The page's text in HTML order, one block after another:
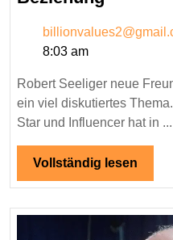
neue
–
Alles
über
sein
und
die
neue
8:03 am
Robert Seeliger neue
ein viel diskutiertes
Star und Influencer hat in ...
Vollständig lesen
lesen